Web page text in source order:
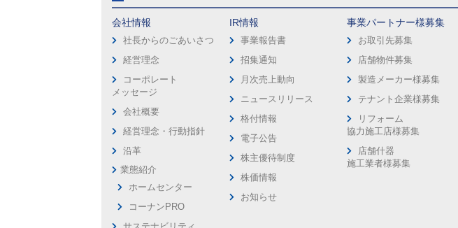
会社情報
社長からのごあいさつ
経営理念
コーポレート
メッセージ
会社概要
経営理念・行動指針
沿革
業態紹介
ホームセンター
コーナンPRO
IR情報
事業報告書
招集通知
月次売上動向
ニュースリリース
格付情報
電子公告
株主優待制度
株価情報
お知らせ
事業パートナー様募集
お取引先募集
店舗物件募集
製造メーカー様募集
テナント企業様募集
リフォーム
協力施工店様募集
店舗什器
施工業者様募集